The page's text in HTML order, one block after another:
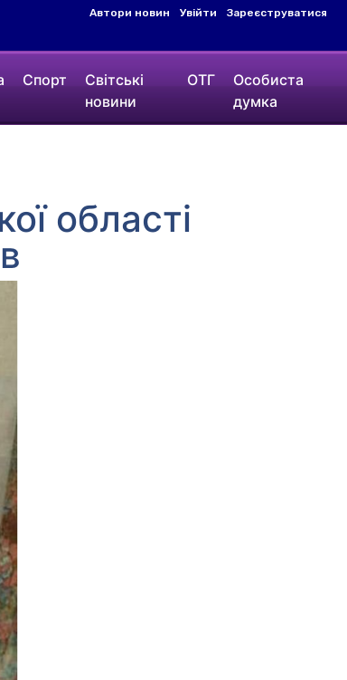
Автори новин Увійти Зареєструватися
Спорт
Світські
новини
ОТГ
Особиста
думка
області